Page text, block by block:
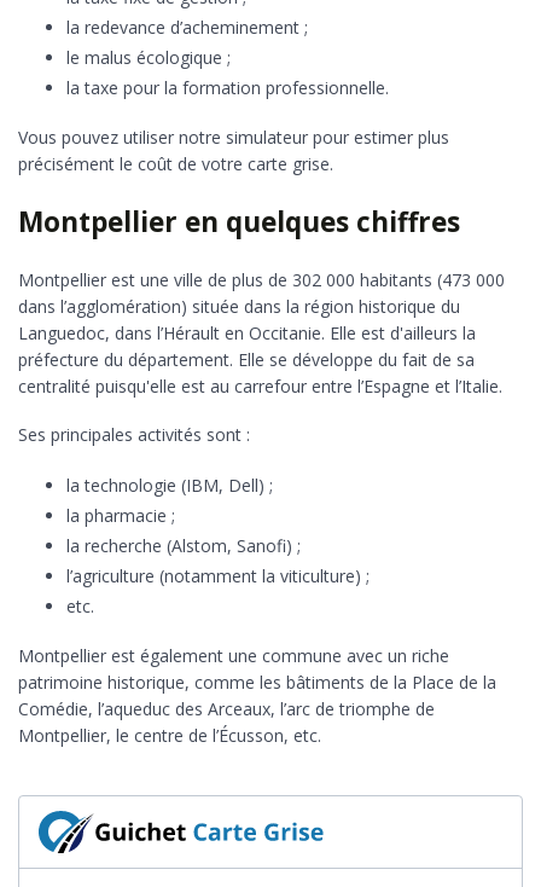
la redevance d’acheminement ;
le malus écologique ;
la taxe pour la formation professionnelle.
Vous pouvez utiliser notre simulateur pour estimer plus
précisément le coût de votre carte grise.
Montpellier en quelques chiffres
Montpellier est une ville de plus de 302 000 habitants (473 000
dans l’agglomération) située dans la région historique du
Languedoc, dans l’Hérault en Occitanie. Elle est d'ailleurs la
préfecture du département. Elle se développe du fait de sa
centralité puisqu'elle est au carrefour entre l’Espagne et l’Italie.
Ses principales activités sont :
la technologie (IBM, Dell) ;
la pharmacie ;
la recherche (Alstom, Sanofi) ;
l’agriculture (notamment la viticulture) ;
etc.
Montpellier est également une commune avec un riche
patrimoine historique, comme les bâtiments de la Place de la
Comédie, l’aqueduc des Arceaux, l’arc de triomphe de
Montpellier, le centre de l’Écusson, etc.